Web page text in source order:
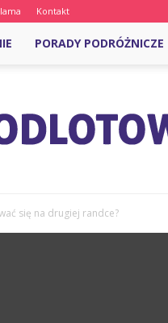
Kontakt
PORADY PODRÓŻNICZE
się na drugiej randce?